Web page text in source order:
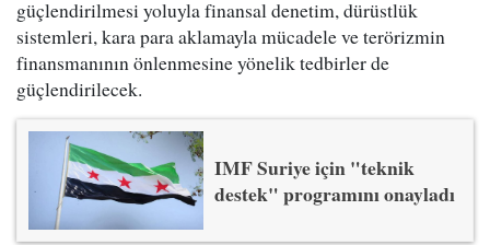
güçlendirilmesi yoluyla finansal denetim, dürüstlük
sistemleri, kara para aklamayla mücadele ve terörizmin
finansmanının önlenmesine yönelik tedbirler de
güçlendirilecek.
IMF Suriye için "teknik
destek" programını onayladı